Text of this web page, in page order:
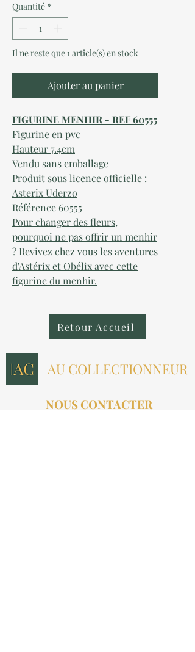
Quantité *
Il ne reste que 1 article(s) en stock
Ajouter au panier
FIGURINE MENHIR - REF 60555
Figurine en pvc
Hauteur 7.4cm
Vendu sans emballage
Produit sous licence officielle :
Asterix Uderzo
Référence 60555
Pour changer des fleurs,
pourquoi ne pas offrir un menhir
? Revivez chez vous les aventures
d'Astérix et Obélix avec cette
figurine du menhir.
Retour Accueil
AU COLLECTIONNEUR
NOUS CONTACTER